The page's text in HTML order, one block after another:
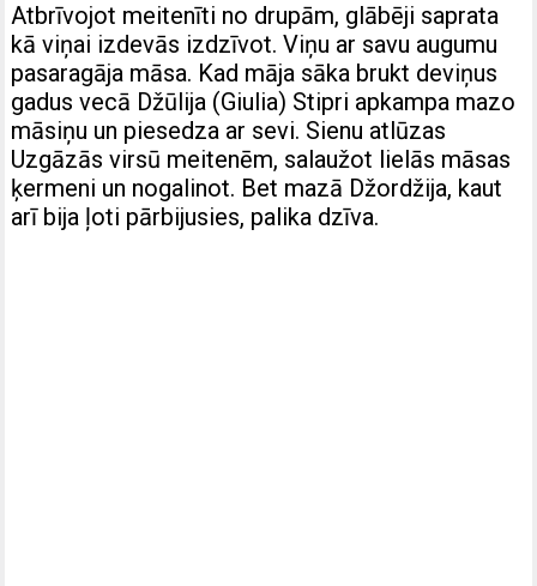
Atbrīvojot meitenīti no drupām, glābēji saprata
kā viņai izdevās izdzīvot. Viņu ar savu augumu
pasaragāja māsa. Kad māja sāka brukt deviņus
gadus vecā Džūlija (Giulia) Stipri apkampa mazo
māsiņu un piesedza ar sevi. Sienu atlūzas
Uzgāzās virsū meitenēm, salaužot lielās māsas
ķermeni un nogalinot. Bet mazā Džordžija, kaut
arī bija ļoti pārbijusies, palika dzīva.